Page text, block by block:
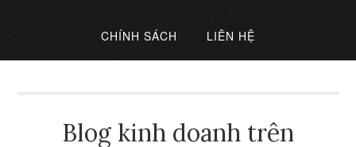
CHÍNH SÁCH LIÊN HỆ
Blog kinh doanh trên